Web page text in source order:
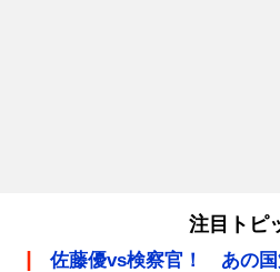
注目トピ
佐藤優vs検察官！ あの国